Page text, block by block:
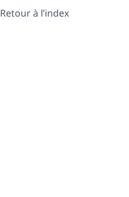
Retour à l’index